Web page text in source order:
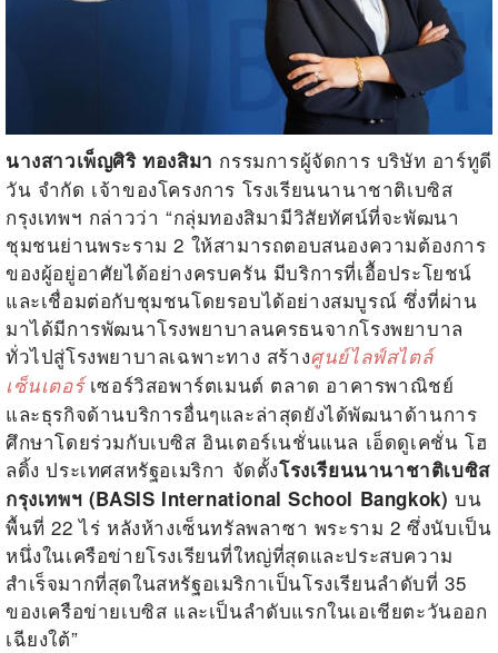
นางสาวเพ็ญศิริ ทองสิมา กรรมการผู้จัดการ บริษัท อาร์ทูดี
วัน จำกัด เจ้าของโครงการ โรงเรียนนานาชาติเบซิส
กรุงเทพฯ กล่าวว่า “กลุ่มทองสิมามีวิสัยทัศน์ที่จะพัฒนา
ชุมชนย่านพระราม2 ให้สามารถตอบสนองความต้องการ
ของผู้อยู่อาศัยได้อย่างครบครัน มีบริการที่เอื้อประโยชน์
และเชื่อมต่อกับชุมชนโดยรอบได้อย่างสมบูรณ์ ซึ่งที่ผ่าน
มาได้มีการพัฒนาโรงพยาบาลนครธนจากโรงพยาบาล
ทั่วไปสู่โรงพยาบาลเฉพาะทาง สร้างศูนย์ไลฟ์สไตล์
เซ็นเตอร์เซอร์วิสอพาร์ตเมนต์ ตลาด อาคารพาณิชย์
และธุรกิจด้านบริการอื่นๆและล่าสุดยังได้พัฒนาด้านการ
ศึกษาโดยร่วมกับเบซิส อินเตอร์เนชั่นแนล เอ็ดดูเคชั่น โฮ
ลดิ้ง ประเทศสหรัฐอเมริกา จัดตั้งโรงเรียนนานาชาติเบซิส
กรุงเทพฯ (BASIS International School Bangkok) บน
พื้นที่22ไร่ หลังห้างเซ็นทรัลพลาซา พระราม2 ซึ่งนับเป็น
หนึ่งในเครือข่ายโรงเรียนที่ใหญ่ที่สุดและประสบความ
สำเร็จมากที่สุดในสหรัฐอเมริกาเป็นโรงเรียนลำดับที่35
ของเครือข่ายเบซิส และเป็นลำดับแรกในเอเชียตะวันออก
เฉียงใต้”